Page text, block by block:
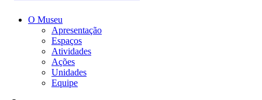
O Museu
Apresentação
Espaços
Atividades
Ações
Unidades
Equipe